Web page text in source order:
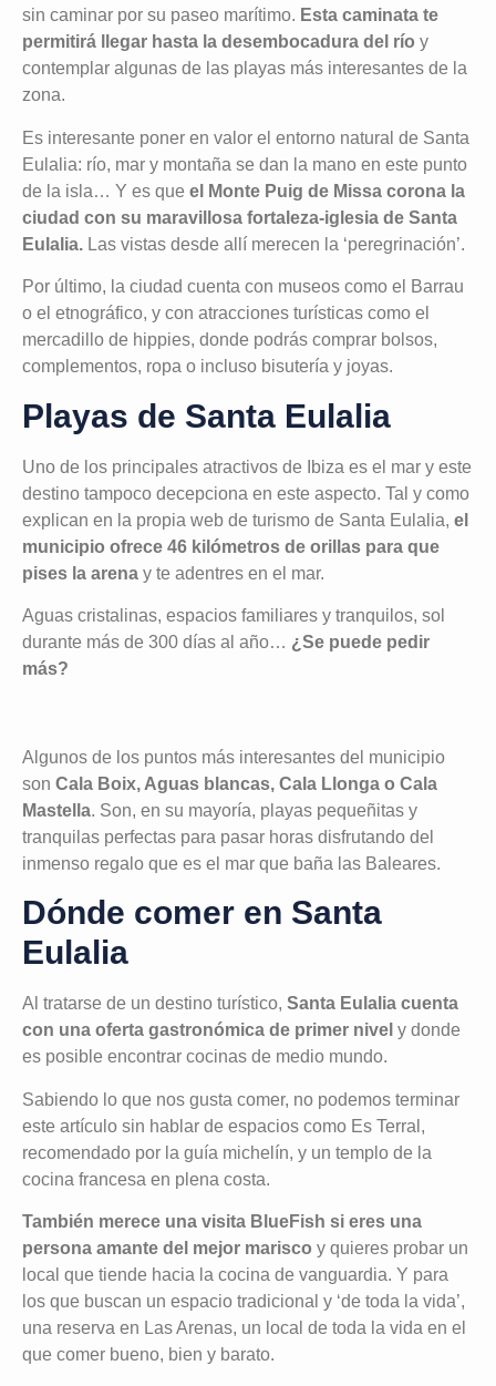
sin caminar por su paseo marítimo. Esta caminata te
permitirá llegar hasta la desembocadura del río y
contemplar algunas de las playas más interesantes de la
zona.
Es interesante poner en valor el entorno natural de Santa
Eulalia: río, mar y montaña se dan la mano en este punto
de la isla… Y es que el Monte Puig de Missa corona la
ciudad con su maravillosa fortaleza-iglesia de Santa
Eulalia. Las vistas desde allí merecen la ‘peregrinación’.
Por último, la ciudad cuenta con museos como el Barrau
o el etnográfico, y con atracciones turísticas como el
mercadillo de hippies, donde podrás comprar bolsos,
complementos, ropa o incluso bisutería y joyas.
Playas de Santa Eulalia
Uno de los principales atractivos de Ibiza es el mar y este
destino tampoco decepciona en este aspecto. Tal y como
explican en la propia web de turismo de Santa Eulalia, el
municipio ofrece 46 kilómetros de orillas para que
pises la arena y te adentres en el mar.
Aguas cristalinas, espacios familiares y tranquilos, sol
durante más de 300 días al año… ¿Se puede pedir
más?
Algunos de los puntos más interesantes del municipio
son Cala Boix, Aguas blancas, Cala Llonga o Cala
Mastella. Son, en su mayoría, playas pequeñitas y
tranquilas perfectas para pasar horas disfrutando del
inmenso regalo que es el mar que baña las Baleares.
Dónde comer en Santa
Eulalia
Al tratarse de un destino turístico, Santa Eulalia cuenta
con una oferta gastronómica de primer nivel y donde
es posible encontrar cocinas de medio mundo.
Sabiendo lo que nos gusta comer, no podemos terminar
este artículo sin hablar de espacios como Es Terral,
recomendado por la guía michelín, y un templo de la
cocina francesa en plena costa.
También merece una visita BlueFish si eres una
persona amante del mejor marisco y quieres probar un
local que tiende hacia la cocina de vanguardia. Y para
los que buscan un espacio tradicional y ‘de toda la vida’,
una reserva en Las Arenas, un local de toda la vida en el
que comer bueno, bien y barato.